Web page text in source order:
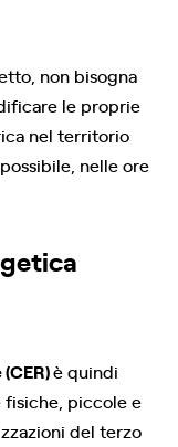
non bisogna
le proprie
nel territorio
nelle ore
è quindi
fisiche, piccole e
del terzo